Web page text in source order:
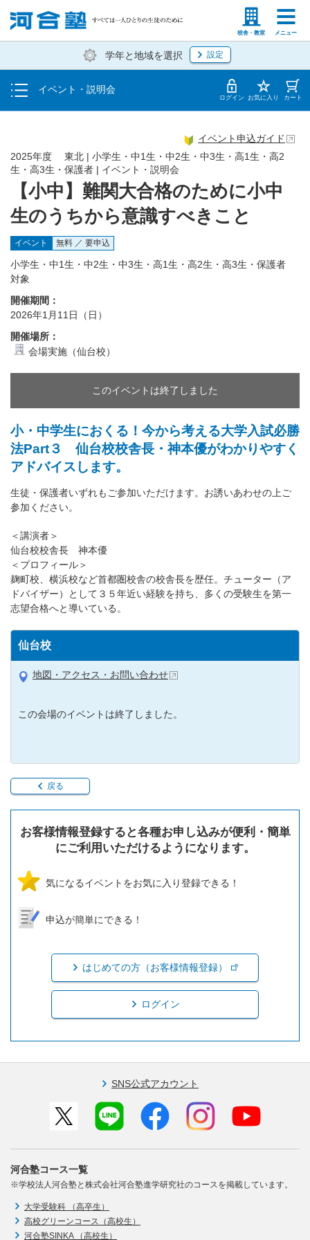
校舎・教室 メニュー
塾生の方 高等学校の先生
学年と地域を選択 設定
イベント・説明会
入塾説明会
体験授業 ログイン お気に入り カート
【小中】難関大合格のために小中
生のうちから意識すべきこと
2025年度 東北 | 小学生・中1生・中2生・中3生・高1生・高2
生・高3生・保護者 | イベント・説明会
イベント申込ガイド
イベント 無料 ／ 要申込
小学生・中1生・中2生・中3生・高1生・高2生・高3生・保護者
対象
開催期間：
2026年1月11日（日）
開催場所：
会場実施（仙台校）
このイベントは終了しました
小・中学生におくる！今から考える大学入試必勝
法Part３ 仙台校校舎長・神本優がわかりやすく
アドバイスします。
生徒・保護者いずれもご参加いただけます。お誘いあわせの上ご
参加ください。
＜講演者＞
仙台校校舎長 神本優
＜プロフィール＞
麹町校、横浜校など首都圏校舎の校舎長を歴任。チューター（ア
ドバイザー）として３５年近い経験を持ち、多くの受験生を第一
志望合格へと導いている。
仙台校
地図・アクセス・お問い合わせ
この会場のイベントは終了しました。
戻る
お客様情報登録すると各種お申し込みが便利・簡単
にご利用いただけるようになります。
気になるイベントをお気に入り登録できる！
申込が簡単にできる！
はじめての方（お客様情報登録）
ログイン
SNS公式アカウント
河合塾コース一覧
※学校法人河合塾と株式会社河合塾進学研究社のコースを掲載しています。
大学受験科 （高卒生）
高校グリーンコース（高校生）
河合塾SINKA （高校生）